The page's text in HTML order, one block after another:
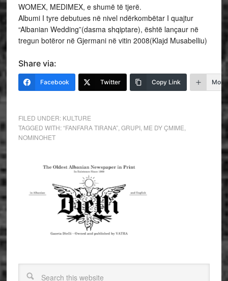
WOMEX, MEDIMEX, e shumë të tjerë.
Albumi I tyre debutues në nivel ndërkombëtar I quajtur
“Albanian Wedding”(dasma shqiptare), është lançaur në
tregun botëror në Gjermani në vitin 2008(Klajd Musabelliu)
Share via:
Facebook Twitter Copy Link More
FILED UNDER: KULTURE
TAGGED WITH:“FANFARA TIRANA”, GRUPI, ME DY ÇMIME
NOMINOHET